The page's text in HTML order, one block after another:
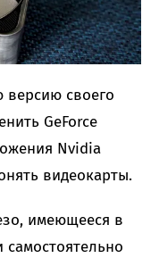
версию своего
GeForce
Nvidia
видеокарты.
имеющееся в